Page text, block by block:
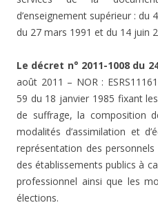
d’enseignement supérieur : du
du 27 mars 1991 et du 14 juin
Le décret n° 2011-1008 du
août 2011 – NOR :
59 du 18 janvier 1985 fixant
de suffrage, la composition
modalités d’assimilation et
représentation des
des établissements publics à
professionnel ainsi que les
élections.